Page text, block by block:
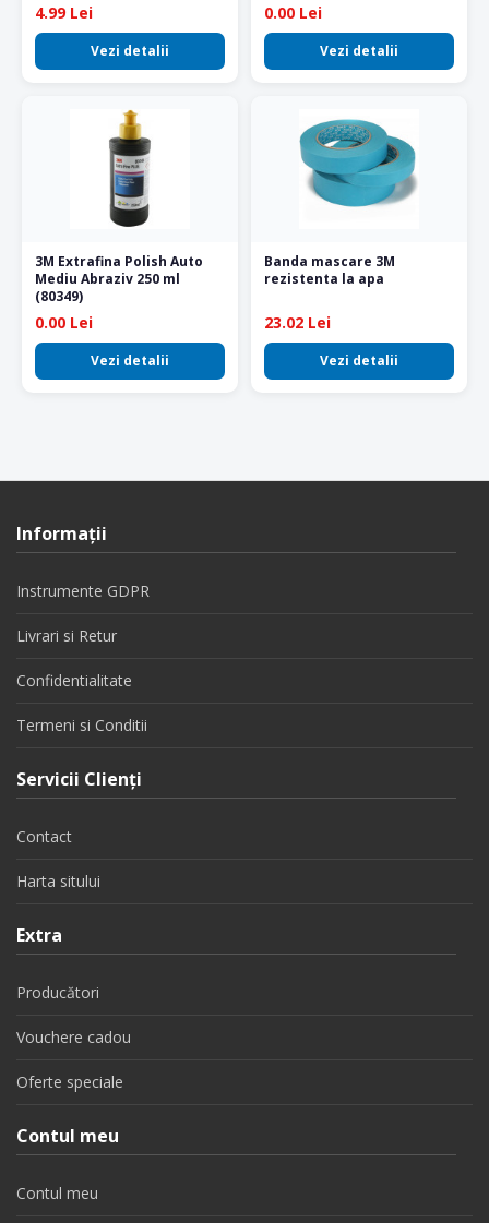
4.99 Lei
Vezi detalii
0.00 Lei
Vezi detalii
3M Extrafina Polish Auto
Mediu Abraziv 250 ml
(80349)
0.00 Lei
Vezi detalii
Banda mascare 3M
rezistenta la apa
23.02 Lei
Vezi detalii
Informaţii
Instrumente GDPR
Livrari si Retur
Confidentialitate
Termeni si Conditii
Servicii Clienţi
Contact
Harta sitului
Extra
Producători
Vouchere cadou
Oferte speciale
Contul meu
Contul meu